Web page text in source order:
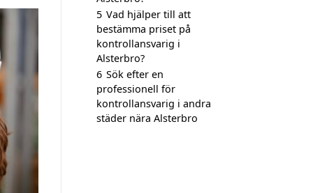
5 Vad hjälper till att
bestämma priset på
kontrollansvarig i
Alsterbro?
6 Sök efter en
professionell för
kontrollansvarig i andra
städer nära Alsterbro